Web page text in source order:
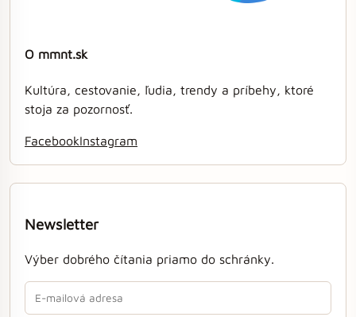
O mmnt.sk
Kultúra, cestovanie, ľudia, trendy a príbehy, ktoré
stoja za pozornosť.
FacebookInstagram
Newsletter
Výber dobrého čítania priamo do schránky.